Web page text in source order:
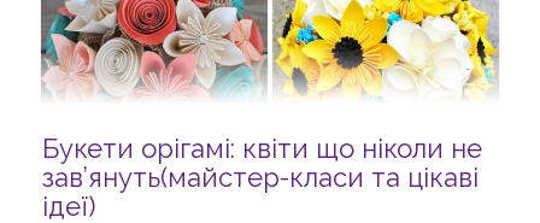
Букети орігамі: квіти що ніколи не
зав’януть(майстер-класи та цікаві
ідеї)